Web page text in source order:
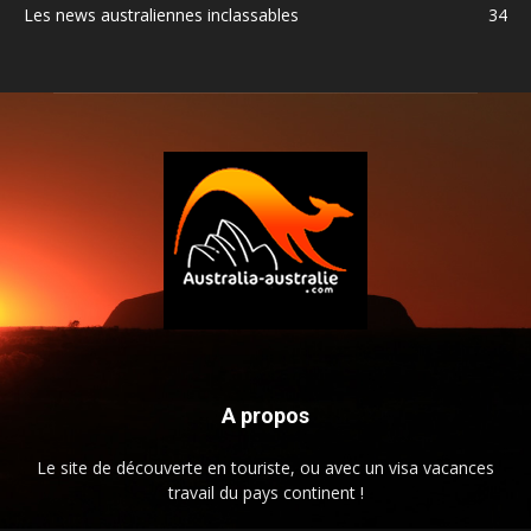
Les news australiennes inclassables
34
A propos
Le site de découverte en touriste, ou avec un visa vacances
travail du pays continent !